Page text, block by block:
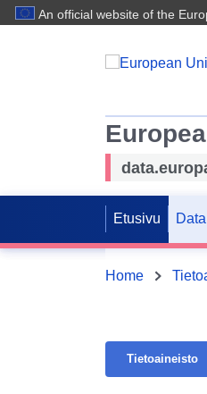
An official website of the
Etusivu Data
Home
Tietoaineisto